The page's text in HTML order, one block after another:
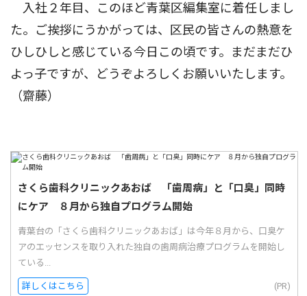
入社２年目、このほど青葉区編集室に着任しまし
た。ご挨拶にうかがっては、区民の皆さんの熱意を
ひしひしと感じている今日この頃です。まだまだひ
よっ子ですが、どうぞよろしくお願いいたします。
（齋藤）
さくら歯科クリニックあおば 「歯周病」と「口臭」同時
にケア ８月から独自プログラム開始
青葉台の「さくら歯科クリニックあおば」は今年８月から、口臭ケ
アのエッセンスを取り入れた独自の歯周病治療プログラムを開始し
ている...
詳しくはこちら (PR)